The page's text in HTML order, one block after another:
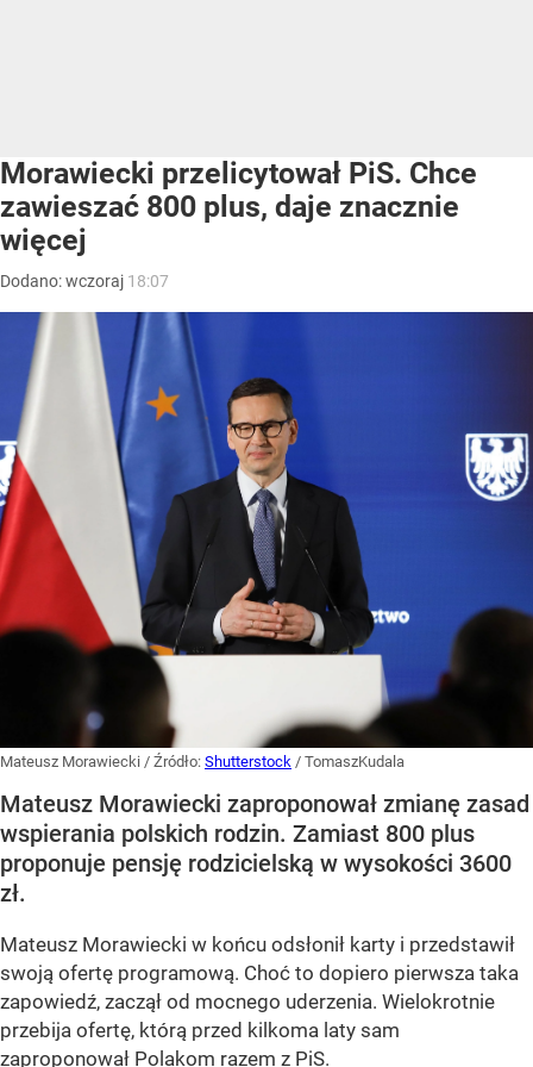
Morawiecki przelicytował PiS. Chce
zawieszać 800 plus, daje znacznie
więcej
Dodano:wczoraj 18:07
Mateusz Morawiecki / Źródło: Shutterstock / TomaszKudala
Mateusz Morawiecki zaproponował zmianę zasad
wspierania polskich rodzin. Zamiast 800 plus
proponuje pensję rodzicielską w wysokości 3600
zł.
Mateusz Morawiecki w końcu odsłonił karty i przedstawił
swoją ofertę programową. Choć to dopiero pierwsza taka
zapowiedź, zaczął od mocnego uderzenia. Wielokrotnie
przebija ofertę, którą przed kilkoma laty sam
zaproponował Polakom razem z PiS.